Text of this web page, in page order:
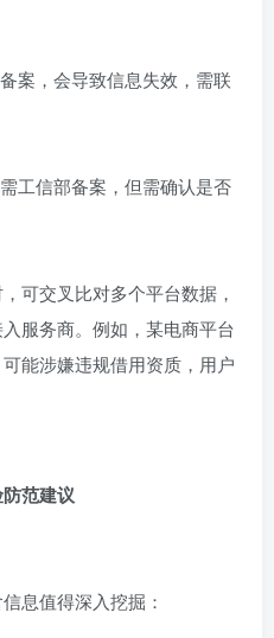
案，会导致信息失效，需联
工信部备案，但需确认是否
可交叉比对多个平台数据，
服务商。例如，某电商平台
能涉嫌违规借用资质，用户
范建议
息值得深入挖掘：